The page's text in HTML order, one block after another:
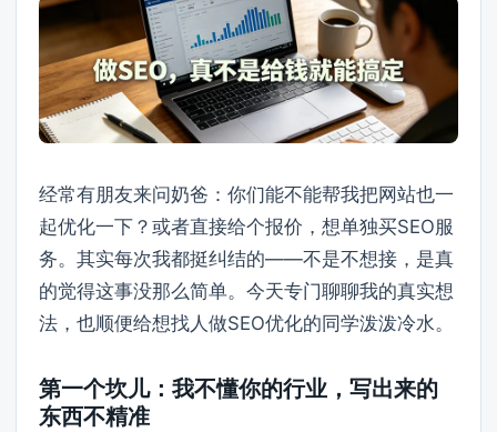
经常有朋友来问奶爸：你们能不能帮我把网站也一
起优化一下？或者直接给个报价，想单独买SEO服
务。其实每次我都挺纠结的——不是不想接，是真
的觉得这事没那么简单。今天专门聊聊我的真实想
法，也顺便给想找人做SEO优化的同学泼泼冷水。
第一个坎儿：我不懂你的行业，写出来的
东西不精准